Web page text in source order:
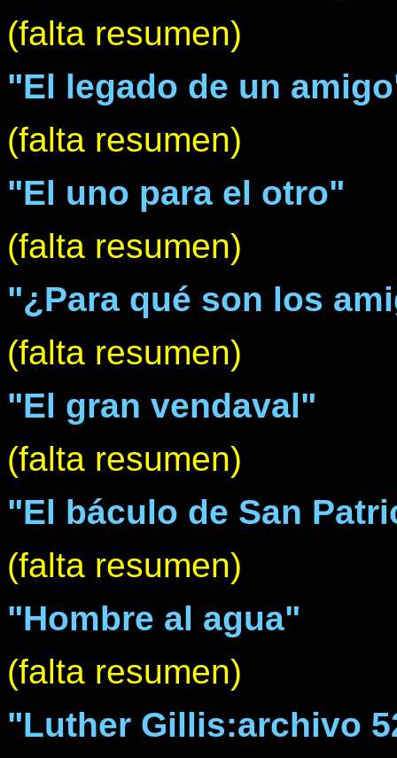
(falta resumen)
"El legado de un
(falta resumen)
"El uno para el otro"
(falta resumen)
"¿Para qué son los
(falta resumen)
"El gran vendaval"
(falta resumen)
"El báculo de San
(falta resumen)
"Hombre al agua"
(falta resumen)
"Luther Gillis:archivo